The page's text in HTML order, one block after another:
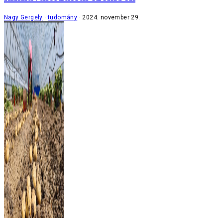
Nagy Gergely tudomány 2024. november 29.